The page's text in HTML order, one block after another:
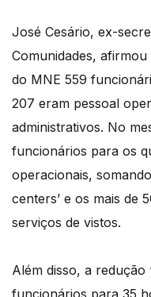
José Cesário, ex-
Comunidades,
do MNE 559
207 eram pessoal
administrativos. No
funcionários para os
operacionais,
centers’ e os mais de
serviços de vistos.
Além disso, a redução